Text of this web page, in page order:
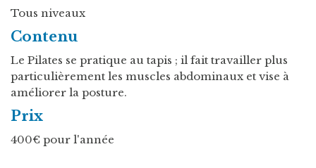
Tous niveaux
Contenu
Le Pilates se pratique au tapis ; il fait travailler plus
particulièrement les muscles abdominaux et vise à
améliorer la posture.
Prix
400€ pour l'année